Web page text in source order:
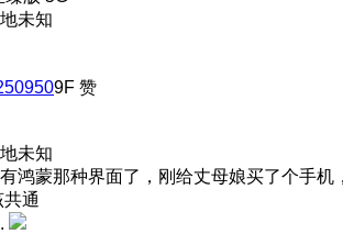
未知
9F 赞
未知
鸿蒙那种界面了，刚给丈母娘买了个手机
通